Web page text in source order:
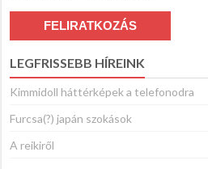
LEGFRISSEBB HÍREINK
Kimmidoll háttérképek a telefonodra
Furcsa(?) japán szokások
A reikiről